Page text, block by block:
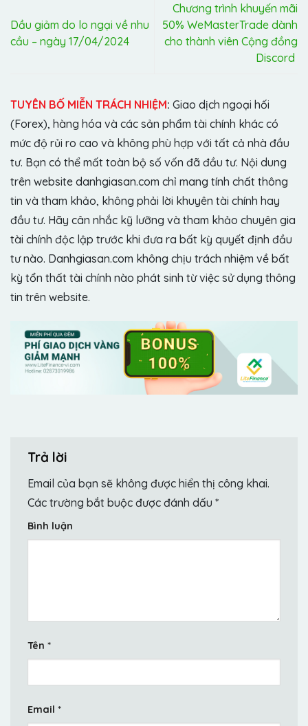
Dầu giảm do lo ngại về nhu
cầu – ngày 17/04/2024
Chương trình khuyến mãi
50% WeMasterTrade dành
cho thành viên Cộng đồng
Discord
TUYÊN BỐ MIỄN TRÁCH NHIỆM: Giao dịch ngoại hối
(Forex), hàng hóa và các sản phẩm tài chính khác có
mức độ rủi ro cao và không phù hợp với tất cả nhà đầu
tư. Bạn có thể mất toàn bộ số vốn đã đầu tư. Nội dung
trên website danhgiasan.com chỉ mang tính chất thông
tin và tham khảo, không phải lời khuyên tài chính hay
đầu tư. Hãy cân nhắc kỹ lưỡng và tham khảo chuyên gia
tài chính độc lập trước khi đưa ra bất kỳ quyết định đầu
tư nào. Danhgiasan.com không chịu trách nhiệm về bất
kỳ tổn thất tài chính nào phát sinh từ việc sử dụng thông
tin trên website.
Trả lời
Email của bạn sẽ không được hiển thị công khai.
Các trường bắt buộc được đánh dấu *
Bình luận
Tên *
Email *